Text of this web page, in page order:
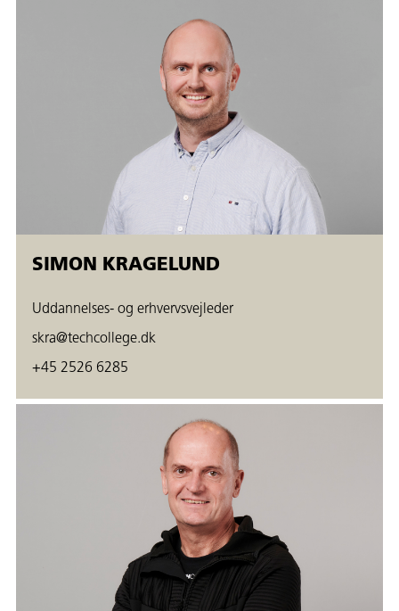
SIMON KRAGELUND
Uddannelses- og erhvervsvejleder
skra@techcollege.dk
+45 2526 6285